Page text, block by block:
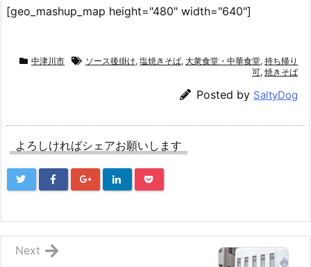
[geo_mashup_map height="480" width="640"]
中津川市 ソース後掛け, 塩焼きそば, 大衆食堂・中華食堂, 持ち帰り
可, 焼きそば
Posted by SaltyDog
よろしければシェアお願いします
Next